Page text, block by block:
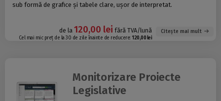
sub formă de grafice și tabele clare, ușor de interpretat.
de la 120,00 leifără TVA/lună
Cel mai mic preț de la 30 de zile înainte de reducere: 120,00 lei
Citește mai mult
Monitorizare Proiecte
Legislative